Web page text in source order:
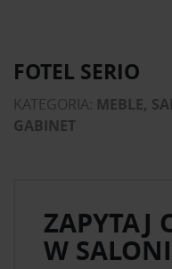
FOTEL SERIO
KATEGORIA: MEBLE,
GABINET
ZAPYTAJ
W